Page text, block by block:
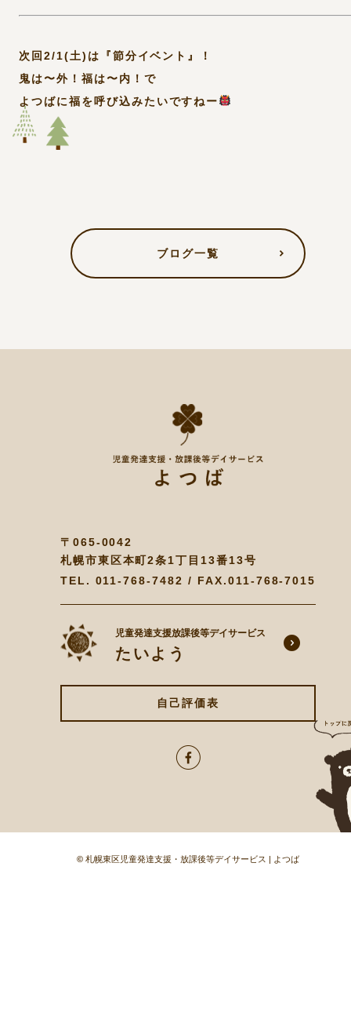
次回2/1(土)は『節分イベント』！
鬼は〜外！福は〜内！で
よつばに福を呼び込みたいですねー
ブログ一覧
〒065-0042
札幌市東区本町2条1丁目13番13号
TEL. 011-768-7482 / FAX.011-768-7015
児童発達支援放課後等デイサービス
たいよう
自己評価表
© 札幌東区児童発達支援・放課後等デイサービス | よつば